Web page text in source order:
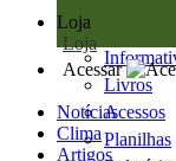
Loja
Loja
Livros
Acessos
Planilhas
Acessar
Notícias
Clima
Artigos